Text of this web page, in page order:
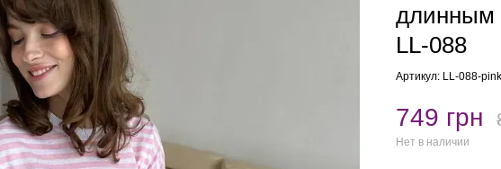
длинным
LL-088
Артикул: LL-088-pink
749 грн
Нет в наличии